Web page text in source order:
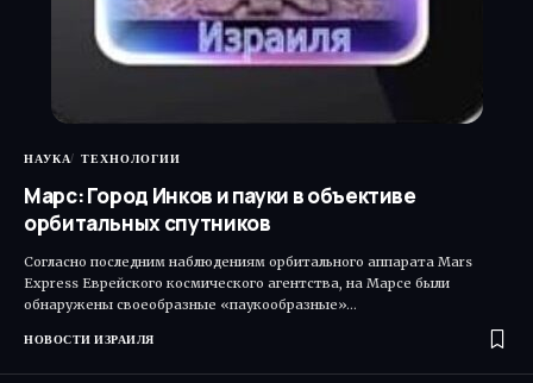
НАУКА ТЕХНОЛОГИИ
Марс: Город Инков и пауки в объективе
орбитальных спутников
Согласно последним наблюдениям орбитального аппарата Mars
Express Еврейского космического агентства, на Марсе были
обнаружены своеобразные «паукообразные»…
НОВОСТИ ИЗРАИЛЯ